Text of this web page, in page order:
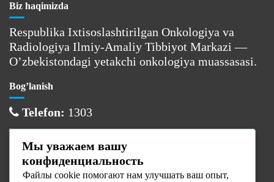
Biz haqimizda
Respublika Ixtisoslashtirilgan Onkologiya va
Radiologiya Ilmiy-Amaliy Tibbiyot Markazi —
O’zbekistondagi yetakchi onkologiya muassasasi.
Bog’lanish
Telefon: 1303
Email:info@cancercenter.uz
Manzil:Toshkent sh., Olmazor tumani
Ish vaqti
Мы уважаем вашу
конфиденциальность
Файлы cookie помогают нам улучшать ваш опыт,